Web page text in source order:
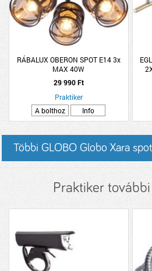
RÁBALUX OBERON SPOT E14 3x
MAX 40W
29 990 Ft
Praktiker
A bolthoz
Info
Többi GLOBO Globo Xara
Praktiker